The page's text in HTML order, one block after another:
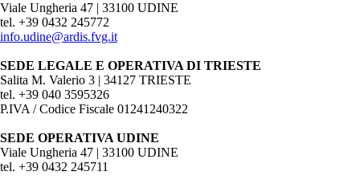
Viale Ungheria 47 | 33100 UDINE
tel. +39 0432 245772
info.udine@ardis.fvg.it
SEDE LEGALE E OPERATIVA DI TRIESTE
Salita M. Valerio 3 | 34127 TRIESTE
tel. +39 040 3595326
P.IVA / Codice Fiscale 01241240322
SEDE OPERATIVA UDINE
Viale Ungheria 47 | 33100 UDINE
tel. +39 0432 245711